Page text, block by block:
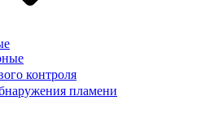
контроля
пламени